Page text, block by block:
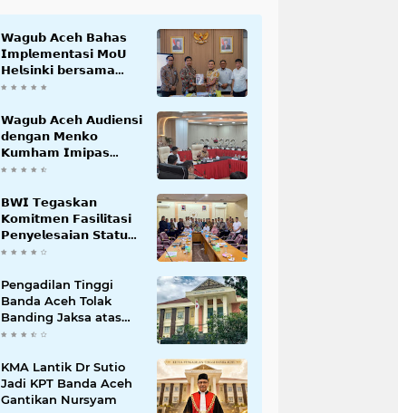
𝗪𝗮𝗴𝘂𝗯 𝗔𝗰𝗲𝗵 𝗕𝗮𝗵𝗮𝘀
𝗜𝗺𝗽𝗹𝗲𝗺𝗲𝗻𝘁𝗮𝘀𝗶 𝗠𝗼𝗨
𝗛𝗲𝗹𝘀𝗶𝗻𝗸𝗶 𝗯𝗲𝗿𝘀𝗮𝗺𝗮
𝗦𝗲𝗸𝗿𝗲𝘁𝗮𝗿𝗶𝗮𝘁 𝗡𝗲𝗴𝗮𝗿𝗮
𝗪𝗮𝗴𝘂𝗯 𝗔𝗰𝗲𝗵 𝗔𝘂𝗱𝗶𝗲𝗻𝘀𝗶
𝗱𝗲𝗻𝗴𝗮𝗻 𝗠𝗲𝗻𝗸𝗼
𝗞𝘂𝗺𝗵𝗮𝗺 𝗜𝗺𝗶𝗽𝗮𝘀
𝗧𝗲𝗿𝗸𝗮𝗶𝘁 𝗦𝘁𝗮𝘁𝘂𝘀 𝗪𝗮𝗸𝗮𝗳
𝗕𝗪𝗜 𝗧𝗲𝗴𝗮𝘀𝗸𝗮𝗻
𝗞𝗼𝗺𝗶𝘁𝗺𝗲𝗻 𝗙𝗮𝘀𝗶𝗹𝗶𝘁𝗮𝘀𝗶
𝗣𝗲𝗻𝘆𝗲𝗹𝗲𝘀𝗮𝗶𝗮𝗻 𝗦𝘁𝗮𝘁𝘂𝘀
𝗪𝗮𝗸𝗮𝗳 𝗕𝗹𝗮𝗻𝗴 𝗣𝗮𝗱𝗮𝗻𝗴
Pengadilan Tinggi
Banda Aceh Tolak
Banding Jaksa atas
Putusan Bebas Kasus
KMA Lantik Dr Sutio
Jadi KPT Banda Aceh
Gantikan Nursyam